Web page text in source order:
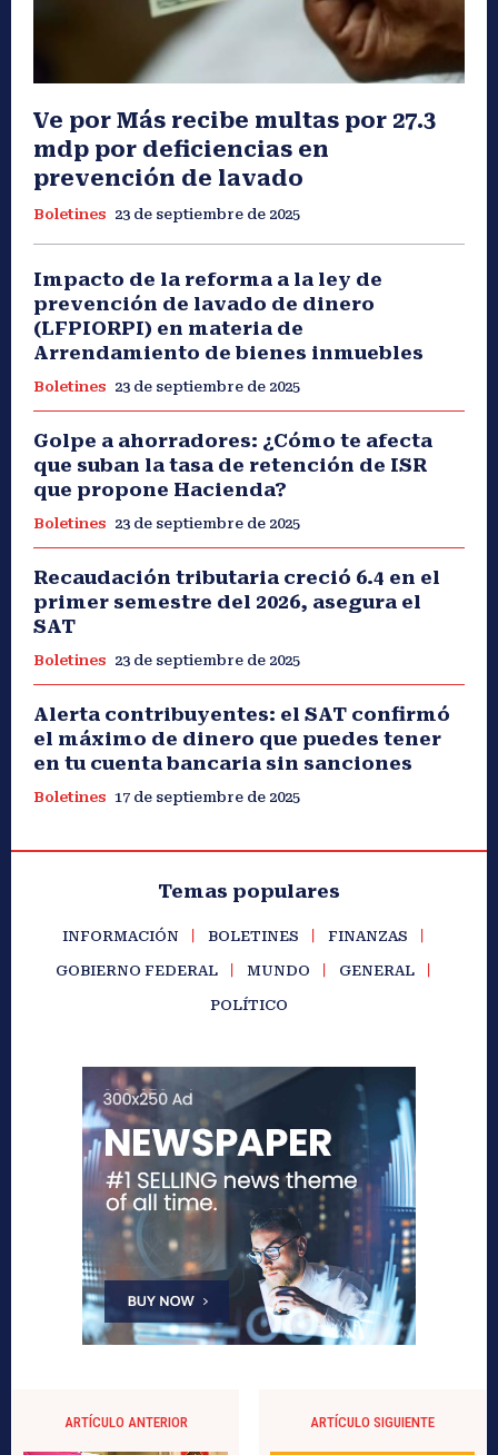
Ve por Más recibe multas por 27.3
mdp por deficiencias en
prevención de lavado
Boletines 23 de septiembre de 2025
Impacto de la reforma a la ley de
prevención de lavado de dinero
(LFPIORPI) en materia de
Arrendamiento de bienes inmuebles
Boletines 23 de septiembre de 2025
Golpe a ahorradores: ¿Cómo te afecta
que suban la tasa de retención de ISR
que propone Hacienda?
Boletines 23 de septiembre de 2025
Recaudación tributaria creció 6.4 en el
primer semestre del 2026, asegura el
SAT
Boletines 23 de septiembre de 2025
Alerta contribuyentes: el SAT confirmó
el máximo de dinero que puedes tener
en tu cuenta bancaria sin sanciones
Boletines 17 de septiembre de 2025
Temas populares
INFORMACIÓN BOLETINES FINANZAS
GOBIERNO FEDERAL MUNDO GENERAL
POLÍTICO
ARTÍCULO ANTERIOR ARTÍCULO SIGUIENTE